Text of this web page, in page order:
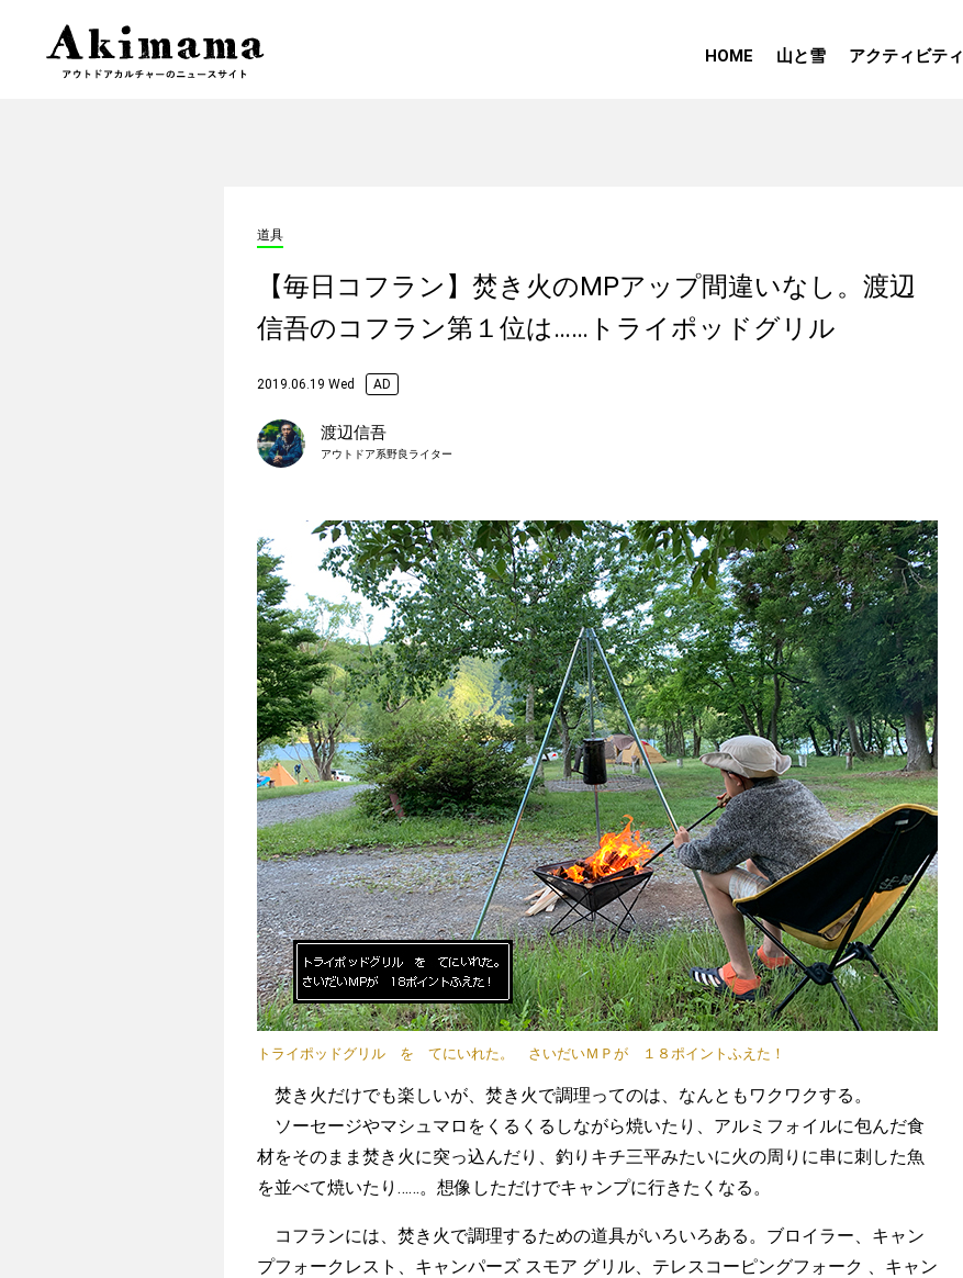
HOME 山と雪 アクティビティ
道具
【毎日コフラン】焚き火のMPアップ間違いなし。渡辺
信吾のコフラン第１位は……トライポッドグリル
2019.06.19 Wed AD
渡辺信吾
アウトドア系野良ライター
トライポッドグリル を てにいれた。 さいだいＭＰが １８ポイントふえた！
焚き火だけでも楽しいが、焚き火で調理ってのは、なんともワクワクする。
ソーセージやマシュマロをくるくるしながら焼いたり、アルミフォイルに包んだ食
材をそのまま焚き火に突っ込んだり、釣りキチ三平みたいに火の周りに串に刺した魚
を並べて焼いたり……。想像しただけでキャンプに行きたくなる。
コフランには、焚き火で調理するための道具がいろいろある。ブロイラー、キャン
プフォークレスト、キャンパーズ スモア グリル、テレスコーピングフォーク 、キャン